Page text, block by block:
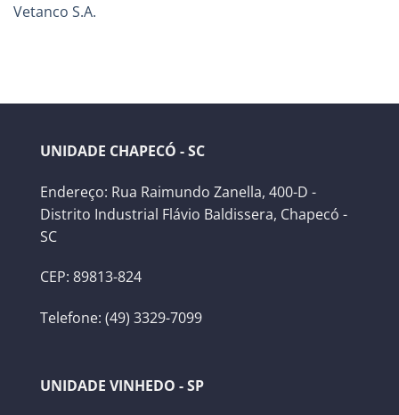
Vetanco S.A.
UNIDADE CHAPECÓ - SC
Endereço: Rua Raimundo Zanella, 400-D -
Distrito Industrial Flávio Baldissera, Chapecó -
SC
CEP: 89813-824
Telefone: (49) 3329-7099
UNIDADE VINHEDO - SP